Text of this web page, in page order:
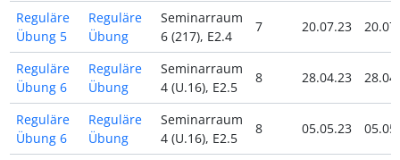
Reguläre
Übung 5
Reguläre
Übung
Seminarraum
6 (217), E2.4
7 20.07.23
Reguläre
Übung 6
Reguläre
Übung
Seminarraum
4 (U.16), E2.5
8 28.04.23
Reguläre
Übung 6
Reguläre
Übung
Seminarraum
4 (U.16), E2.5
8 05.05.23